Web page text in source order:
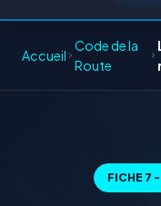
Accueil
Code de la
Route
FICHE 7